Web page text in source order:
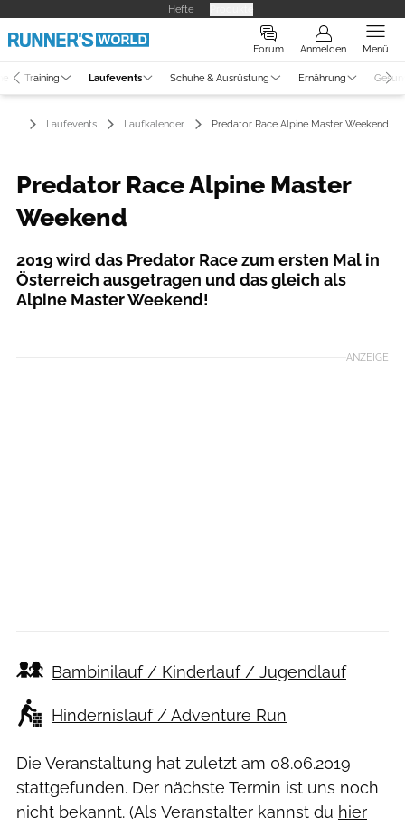
Hefte
Forum Anmelden Menü
Training Laufevents Schuhe & Ausrüstung Ernährung
Laufevents Laufkalender Predator Race Alpine Master Weekend
Predator Race Alpine Master
Weekend
2019 wird das Predator Race zum ersten Mal in
Österreich ausgetragen und das gleich als
Alpine Master Weekend!
ANZEIGE
Bambinilauf / Kinderlauf / Jugendlauf
Hindernislauf / Adventure Run
Die Veranstaltung hat zuletzt am 08.06.2019
stattgefunden. Der nächste Termin ist uns noch
nicht bekannt. (Als Veranstalter kannst du hier